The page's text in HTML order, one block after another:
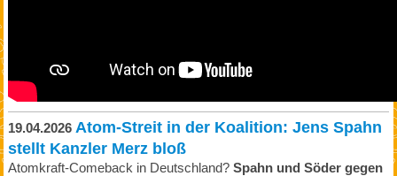
19.04.2026 Atom-Streit in der Koalition: Jens Spahn
stellt Kanzler Merz bloß
Atomkraft-Comeback in Deutschland? Spahn und Söder gegen